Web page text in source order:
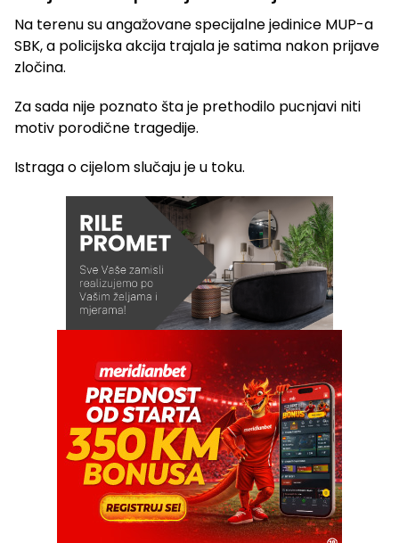
Na terenu su angažovane specijalne jedinice MUP-a
SBK, a policijska akcija trajala je satima nakon prijave
zločina.
Za sada nije poznato šta je prethodilo pucnjavi niti
motiv porodične tragedije.
Istraga o cijelom slučaju je u toku.